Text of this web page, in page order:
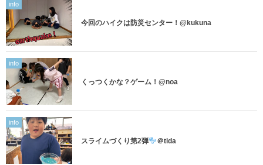
info
今回のハイクは防災センター！@kukuna
info
くっつくかな？ゲーム！@noa
info
スライムづくり第2弾 ＠tida